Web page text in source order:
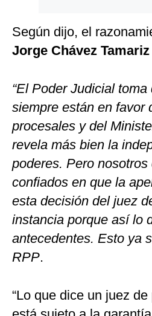
Según dijo, el
Jorge Chávez
“El Poder Judicial
siempre están en favor
procesales y del
revela más bien la
poderes. Pero
confiados en que la
esta decisión del juez
instancia porque así lo
antecedentes. Esto ya
RPP.
“Lo que dice un juez